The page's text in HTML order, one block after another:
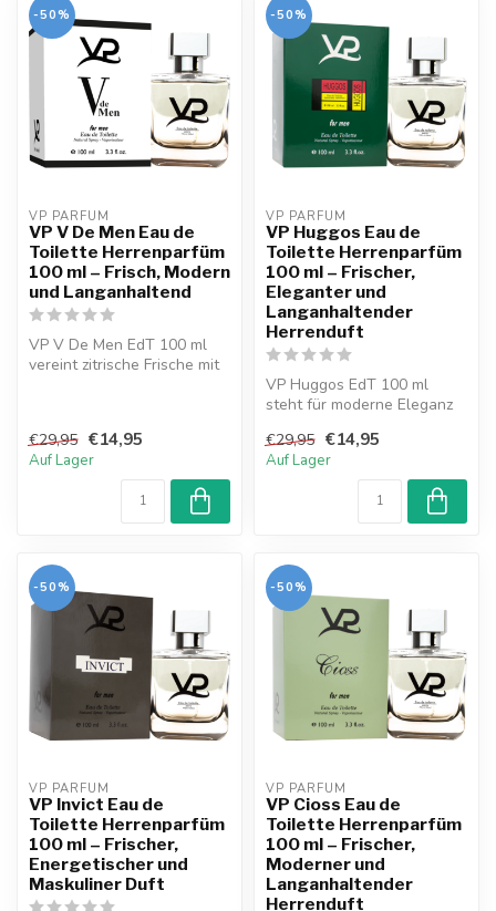
-50%
VP PARFUM
VP V De Men Eau de
Toilette Herrenparfüm
100 ml – Frisch, Modern
und Langanhaltend
VP V De Men EdT 100 ml
vereint zitrische Frische mit
€29,95 €14,95
Auf Lager
-50%
VP PARFUM
VP Huggos Eau de
Toilette Herrenparfüm
100 ml – Frischer,
Eleganter und
Langanhaltender
Herrenduft
VP Huggos EdT 100 ml
steht für moderne Eleganz
und maskuline Frische. Eine
langa...
€29,95 €14,95
Auf Lager
-50%
VP PARFUM
VP Invict Eau de
Toilette Herrenparfüm
100 ml – Frischer,
Energetischer und
Maskuliner Duft
-50%
VP PARFUM
VP Cioss Eau de
Toilette Herrenparfüm
100 ml – Frischer,
Moderner und
Langanhaltender
Herrenduft